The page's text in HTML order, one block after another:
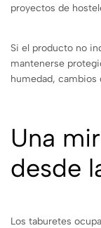
proyectos de
Si el producto no
mantenerse
humedad, cambios
Una
desde
Los taburetes